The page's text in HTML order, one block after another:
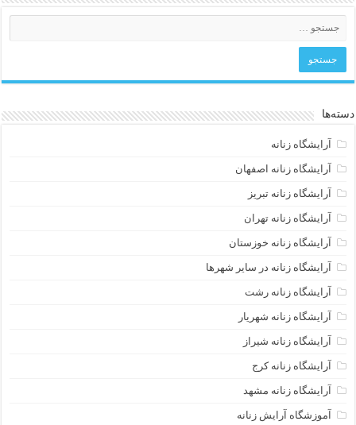
دسته‌ها
آرایشگاه زنانه
آرایشگاه زنانه اصفهان
آرایشگاه زنانه تبریز
آرایشگاه زنانه تهران
آرایشگاه زنانه خوزستان
آرایشگاه زنانه در سایر شهرها
آرایشگاه زنانه رشت
آرایشگاه زنانه شهریار
آرایشگاه زنانه شیراز
آرایشگاه زنانه کرج
آرایشگاه زنانه مشهد
آموزشگاه آرایش زنانه